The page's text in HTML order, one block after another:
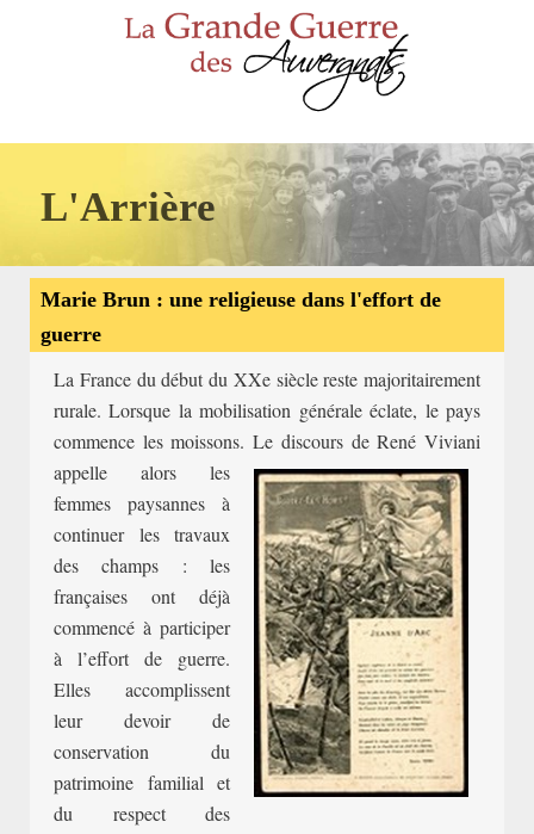
L'Arrière
Marie Brun : une religieuse dans l'effort de
guerre
La France du début du XXe siècle reste majoritairement
rurale. Lorsque la mobilisation générale éclate, le pays
commence les moissons. Le discours deRené Viviani
appelle alors les
femmes paysannes à
continuer les travaux
des champs : les
françaises ont déjà
commencé à participer
à l’effort de guerre.
Elles accomplissent
leur devoir de
conservation du
patrimoine familial et
du respect des